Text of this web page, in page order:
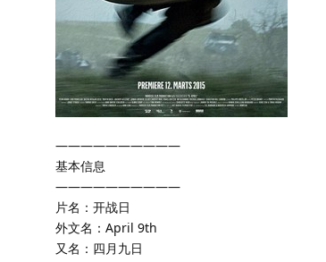
——————————
基本信息
——————————
片名：开战日
外文名：April 9th
又名：四月九日